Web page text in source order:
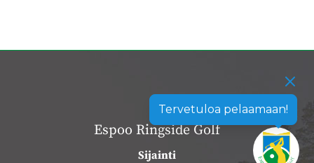
Tervetuloa pelaamaan!
Espoo Ringside Golf
Sijainti